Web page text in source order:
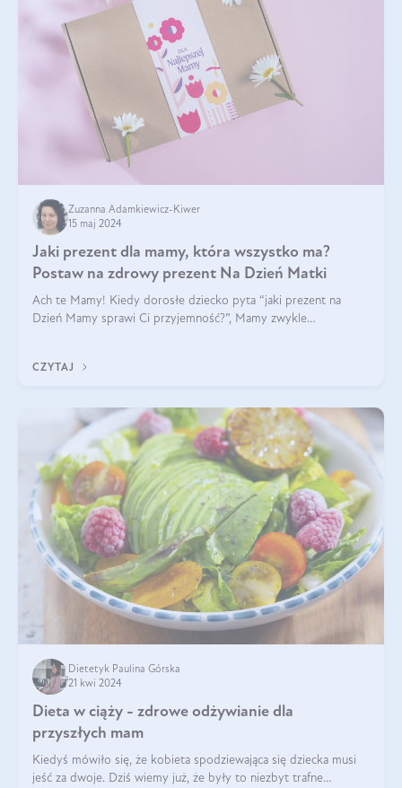
Zuzanna Adamkiewicz-Kiwer
15 maj 2024
Jaki prezent dla mamy, która wszystko ma?
Postaw na zdrowy prezent Na Dzień Matki
Ach te Mamy! Kiedy dorosłe dziecko pyta “jaki prezent na
Dzień Mamy sprawi Ci przyjemność?”, Mamy zwykle
CZYTAJ
Dietetyk Paulina Górska
21 kwi 2024
Dieta w ciąży - zdrowe odżywianie dla
przyszłych mam
Kiedyś mówiło się, że kobieta spodziewająca się dziecka musi
jeść za dwoje. Dziś wiemy już, że były to niezbyt trafne